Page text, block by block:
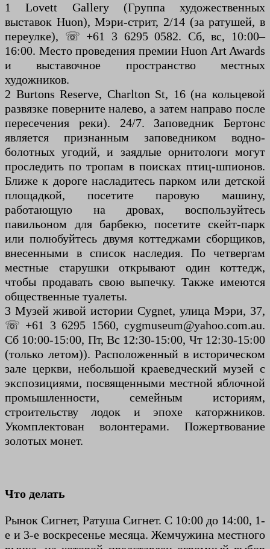
1 Lovett Gallery (Группа художественных
выставок Huon), Мэри-стрит, 2/14 (за ратушей, в
переулке), ☏ +61 3 6295 0582. Сб, вс, 10:00–
16:00. Место проведения премии Huon Art Awards
и выставочное пространство местных
художников.
2 Burtons Reserve, Charlton St, 16 (на кольцевой
развязке поверните налево, а затем направо после
пересечения реки). 24/7. Заповедник Бертонс
является признанным заповедником водно-
болотных угодий, и заядлые орнитологи могут
проследить по тропам в поисках птиц-шпионов.
Ближе к дороге насладитесь парком или детской
площадкой, посетите паровую машину,
работающую на дровах, воспользуйтесь
павильоном для барбекю, посетите скейт-парк
или полюбуйтесь двумя коттеджами сборщиков,
внесенными в список наследия. По четвергам
местные старушки открывают один коттедж,
чтобы продавать свою выпечку. Также имеются
общественные туалеты.
3 Музей живой истории Cygnet, улица Мэри, 37,
☏ +61 3 6295 1560, cygmuseum@yahoo.com.au.
Сб 10:00-15:00, Пт, Вс 12:30-15:00, Чт 12:30-15:00
(только летом)). Расположенный в историческом
зале церкви, небольшой краеведческий музей с
экспозициями, посвященными местной яблочной
промышленности, семейным историям,
строительству лодок и эпохе каторжников.
Укомплектован волонтерами. Пожертвование
золотых монет.
Что делать
Рынок Сигнет, Ратуша Сигнет. С 10:00 до 14:00, 1-
е и 3-е воскресенье месяца. Жемчужина местного